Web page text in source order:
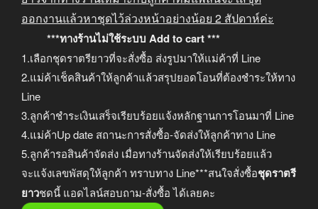
ออกงานแล้วหาชุดไว้ล่วงหน้าอย่างน้อย 2 สัปดาห์ค่ะ
***ทางร้านไม่ใช้ระบบ Add to cart ***
1.เลือกชุดราตรียาวที่จะสั่งซื้อ ส่งรูปมาให้แม่ค้าที่ Line
2.แม่ค้าเช็คสินค้าให้ลูกค้าแล้วสรุปยอดโอนที่ต้องชำระให้ทาง
Line
3.ลูกค้าชำระเงินเสร็จเรียบร้อยแจ้งหลักฐานการโอนมาที่ Line
4.แม่ค้าUp date สถานะการสั่งซื้อ-จัดส่งให้ลูกค้าทาง Line
5.ลูกค้ารอสินค้าจัดส่ง เมื่อทางร้านจัดส่งให้เรียบร้อยแล้ว
จะแจ้งเลขพัสดุให้ลูกค้า ทราบทาง Line***สนใจสั่งซื้อชุดราตรี
ยาวชุดนี้ แอดไลน์สอบถาม-สั่งซื้อ ได้เลยคะ